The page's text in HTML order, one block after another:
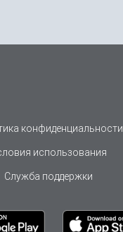
конфиденциальности
использования
Служба поддержки